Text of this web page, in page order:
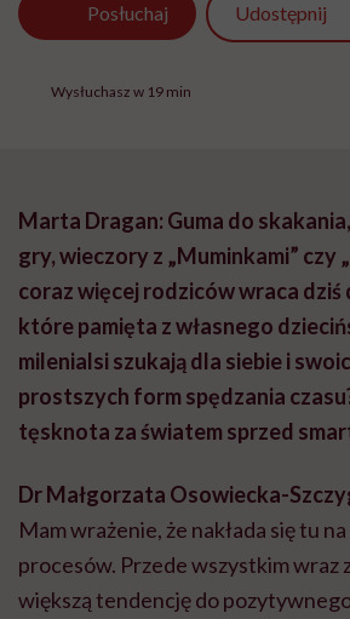
Posłuchaj Udostępnij
Wysłuchasz w 19 min
Marta Dragan: Guma do
gry, wieczory z „Muminkami” czy
coraz więcej rodziców wraca
które pamięta z własnego
milenialsi szukają dla siebie i
prostszych form spędzania
tęsknota za światem sprzed
Dr Małgorzata Osowiecka-
Mam wrażenie, że nakłada się tu
procesów. Przede wszystkim wraz
większą tendencję do